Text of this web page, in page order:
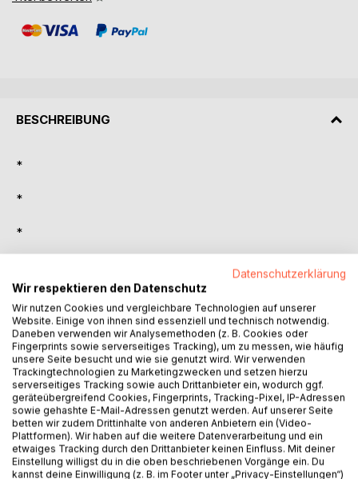
BESCHREIBUNG
*
*
*
*
*
*
Abstrakte Landschaftsbilder fordern uns heraus und
bleiben dabei immer offen für den Betrachter. Farben,
Formen und Kompositionen können starke Gefühle
Datenschutzerklärung
Wir respektieren den Datenschutz
Wir nutzen Cookies und vergleichbare Technologien auf unserer
Website. Einige von ihnen sind essenziell und technisch notwendig.
Daneben verwenden wir Analysemethoden (z. B. Cookies oder
Fingerprints sowie serverseitiges Tracking), um zu messen, wie häufig
unsere Seite besucht und wie sie genutzt wird. Wir verwenden
Trackingtechnologien zu Marketingzwecken und setzen hierzu
serverseitiges Tracking sowie auch Drittanbieter ein, wodurch ggf.
geräteübergreifend Cookies, Fingerprints, Tracking-Pixel, IP-Adressen
sowie gehashte E-Mail-Adressen genutzt werden. Auf unserer Seite
betten wir zudem Drittinhalte von anderen Anbietern ein (Video-
Plattformen). Wir haben auf die weitere Datenverarbeitung und ein
etwaiges Tracking durch den Drittanbieter keinen Einfluss. Mit deiner
Einstellung willigst du in die oben beschriebenen Vorgänge ein. Du
kannst deine Einwilligung (z. B. im Footer unter „Privacy-Einstellungen“)